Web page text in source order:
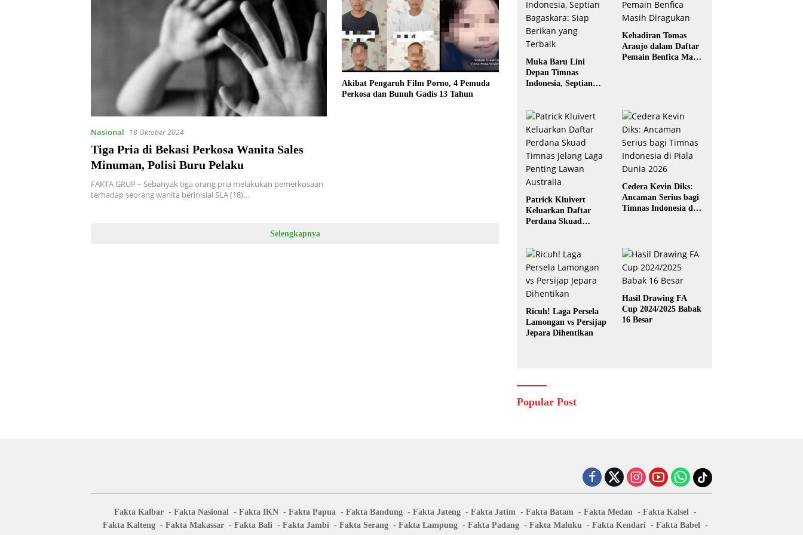
Nasional 18 Oktober 2024
Tiga Pria di Bekasi Perkosa Wanita Sales
Minuman, Polisi Buru Pelaku
FAKTA GRUP – Sebanyak tiga orang pria melakukan pemerkosaan
terhadap seorang wanita berinisial SLA (18)…
Akibat Pengaruh Film Porno, 4 Pemuda
Perkosa dan Bunuh Gadis 13 Tahun
Selengkapnya
Muka Baru Lini
Depan Timnas
Indonesia, Septian
Kehadiran Tomas
Araujo dalam Daftar
Pemain Benfica Masih
Patrick Kluivert
Keluarkan Daftar
Perdana Skuad
Australia
Cedera Kevin Diks:
Ancaman Serius bagi
Timnas Indonesia di
Ricuh! Laga Persela
Lamongan vs Persijap
Jepara Dihentikan
Hasil Drawing FA
Cup 2024/2025 Babak
16 Besar
Popular Post
Fakta Kalbar Fakta Nasional Fakta IKN Fakta Papua Fakta Bandung Fakta Jateng Fakta Jatim Fakta Batam Fakta Medan
Fakta Kalsel
Fakta Kalteng
Fakta Makassar Fakta Bali Fakta Jambi Fakta Serang Fakta Lampung Fakta Padang Fakta Maluku Fakta Kendari
Fakta Babel